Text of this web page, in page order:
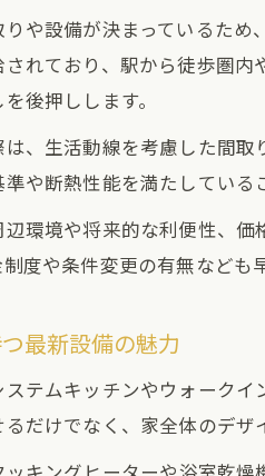
や設備が決まっているた
れており、駅から徒歩圏
後押しします。
、生活動線を考慮した間
や断熱性能を満たしてい
環境や将来的な利便性、
度や条件変更の有無なども
最新設備の魅力
テムキッチンやウォーク
だけでなく、家全体のデザ